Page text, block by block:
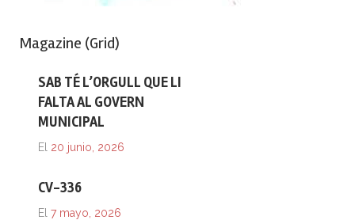
Magazine (Grid)
SAB TÉ L’ORGULL QUE LI
FALTA AL GOVERN
MUNICIPAL
El 20 junio, 2026
CV-336
El 7 mayo, 2026